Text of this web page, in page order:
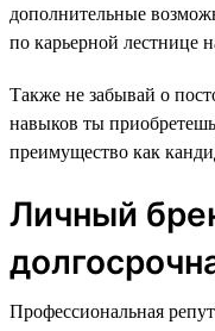
дополнительные
по карьерной лестнице
Также не забывай о
навыков ты
преимущество как
Личный
Профессиональная